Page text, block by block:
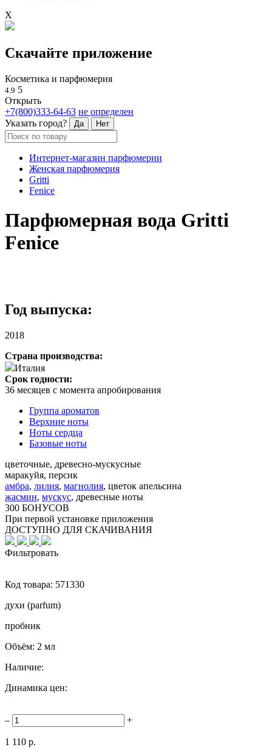
X
Скачайте приложение
Косметика и парфюмерия
4.9 5
Открыть
+7(800)333-64-63 не определен
Указать город?
Да Нет
Интернет-магазин парфюмерии
Женская парфюмерия
Gritti
Fenice
Парфюмерная вода Gritti
Fenice
Год выпуска:
2018
Страна производства:
Италия
Срок годности:
36 месяцев с момента апробирования
Группа ароматов
Верхние ноты
Ноты сердца
Базовые ноты
цветочные, древесно-мускусные
маракуйя, персик
амбра, лилия, магнолия, цветок апельсина
жасмин, мускус, древесные ноты
300 БОНУСОВ
При первой установке приложения
ДОСТУПНО ДЛЯ СКАЧИВАНИЯ
Фильтровать
Код товара: 571330
духи (parfum)
пробник
Объём: 2 мл
Наличие:
Динамика цен:
– +
1 110 р.